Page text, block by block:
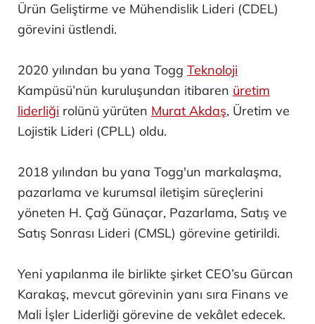
Ürün Geliştirme ve Mühendislik Lideri (CDEL)
görevini üstlendi.
2020 yılından bu yana Togg Teknoloji
Kampüsü’nün kuruluşundan itibaren üretim
liderliği rolünü yürüten Murat Akdaş, Üretim ve
Lojistik Lideri (CPLL) oldu.
2018 yılından bu yana Togg'un markalaşma,
pazarlama ve kurumsal iletişim süreçlerini
yöneten H. Çağ Günaçar, Pazarlama, Satış ve
Satış Sonrası Lideri (CMSL) görevine getirildi.
Yeni yapılanma ile birlikte şirket CEO’su Gürcan
Karakaş, mevcut görevinin yanı sıra Finans ve
Mali İşler Liderliği görevine de vekâlet edecek.